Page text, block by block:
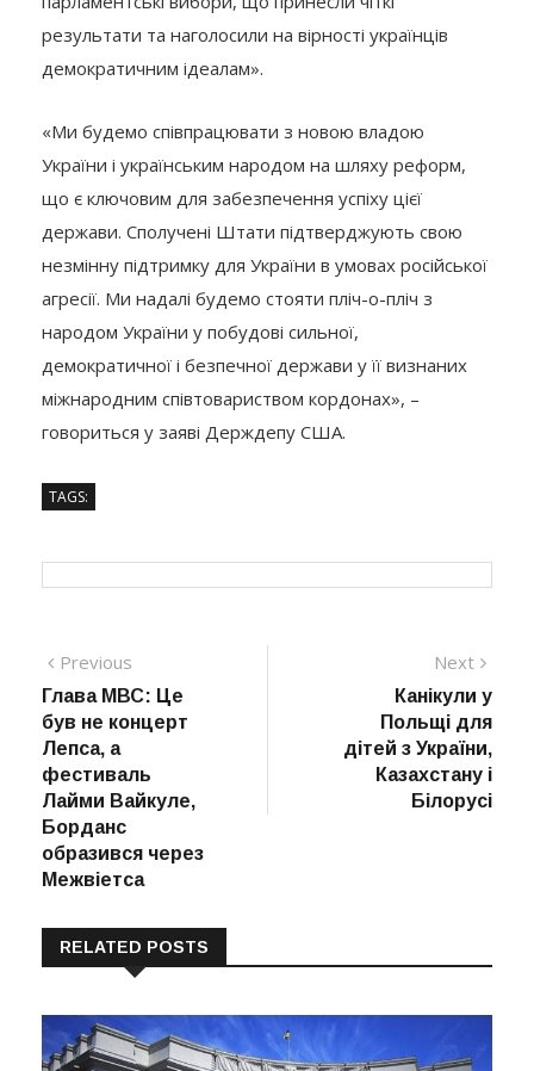
результати та наголосили на вірності українців
демократичним ідеалам».
«Ми будемо співпрацювати з новою владою
України і українським народом на шляху реформ,
що є ключовим для забезпечення успіху цієї
держави. Сполучені Штати підтверджують свою
незмінну підтримку для України в умовах російської
агресії. Ми надалі будемо стояти пліч-о-пліч з
народом України у побудові сильної,
демократичної і безпечної держави у її визнаних
міжнародним співтовариством кордонах», –
говориться у заяві Держдепу США.
TAGS:
Навігація
записів
Previous
post:
Глава МВС: Це
був не концерт
Лепса, а
фестиваль
Лайми Вайкуле,
Борданс
образився через
Межвіетса
Next
post:
Канікули у
Польщі для
дітей з України,
Казахстану і
Білорусі
RELATED POSTS